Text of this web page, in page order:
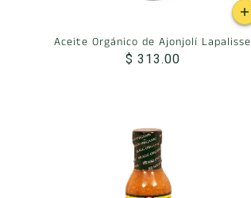
Aceite Orgánico de Ajonjolí Lapalisse
$ 313.00